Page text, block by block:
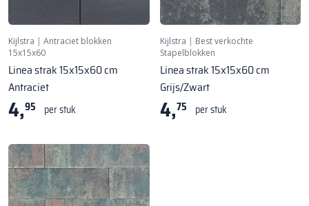
Kijlstra | Antraciet blokken
15x15x60
Linea strak 15x15x60 cm
Antraciet
4,95 per stuk
Kijlstra | Best verkochte
Stapelblokken
Linea strak 15x15x60 cm
Grijs/Zwart
4,75 per stuk